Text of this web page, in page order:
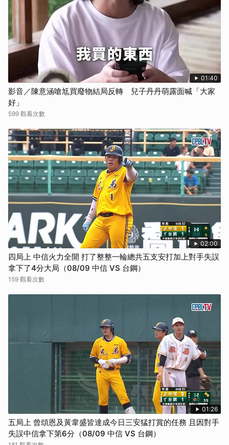
01:40
影音／陳意涵嗆尪買廢物結局反轉 兒子丹丹萌露面喊「大家
好」
599 觀看次數
02:00
四局上 中信火力全開 打了整整一輪總共五支安打加上對手失誤
拿下了4分大局（08/09 中信 VS 台鋼）
159 觀看次數
01:26
五局上 曾頌恩及黃韋盛皆達成今日三安猛打賞的任務 且因對手
失誤中信拿下第6分（08/09 中信 VS 台鋼）